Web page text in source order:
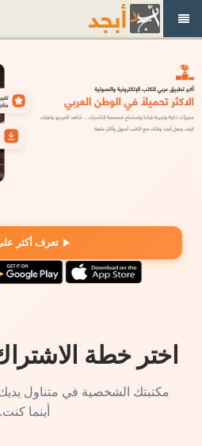
تعرف أكثر
اختر خطة
مكتبتك الشخصية في متناول
أينما كنت.